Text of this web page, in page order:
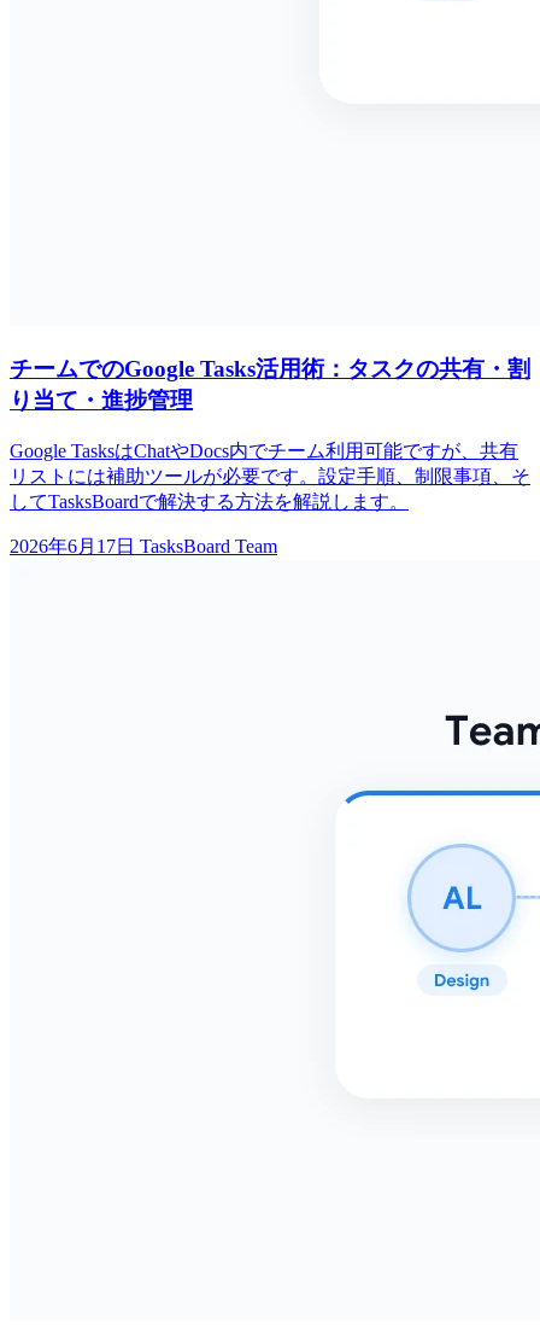
チームでのGoogle Tasks活用術：タスクの共有・割
り当て・進捗管理
Google TasksはChatやDocs内でチーム利用可能ですが、共有
リストには補助ツールが必要です。設定手順、制限事項、そ
してTasksBoardで解決する方法を解説します。
2026年6月17日 TasksBoard Team